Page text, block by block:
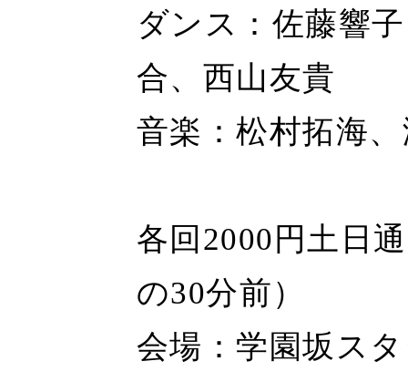
ダンス：佐藤響
合、西山友貴
音楽：松村拓海
各回2000円土日
の30分前）
会場：学園坂ス